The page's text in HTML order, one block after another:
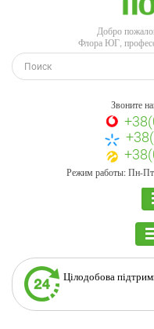
Добро
Флора ЮГ,
Звоните
Режим работы: Пн-
Цілодобова